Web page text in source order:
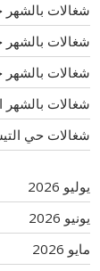
شغالات بالشهر جده
شغالات بالشهر جده
شغالات بالشهر جدة
شغالات بالشهر
شغالات حي التيسير
يوليو 2026
يونيو 2026
مايو 2026